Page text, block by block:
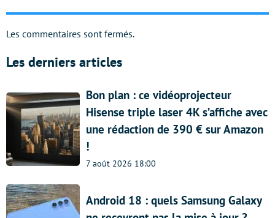
Les commentaires sont fermés.
Les derniers articles
Bon plan : ce vidéoprojecteur
Hisense triple laser 4K s’affiche avec
une rédaction de 390 € sur Amazon
!
7 août 2026 18:00
Android 18 : quels Samsung Galaxy